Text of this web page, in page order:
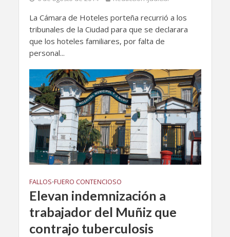
La Cámara de Hoteles porteña recurrió a los
tribunales de la Ciudad para que se declarara
que los hoteles familiares, por falta de
personal...
FALLOS•FUERO CONTENCIOSO
Elevan indemnización a
trabajador del Muñiz que
contrajo tuberculosis